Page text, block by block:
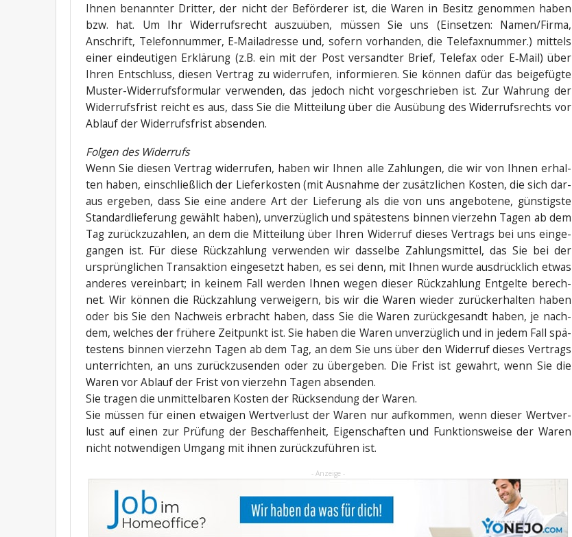
Ihnen benann­ter Drit­ter, der nicht der Beför­de­rer ist, die Waren in Besitz genom­men haben
bzw. hat. Um Ihr Wider­rufs­recht aus­zu­üben, müs­sen Sie uns (Ein­set­zen: Namen/Firma,
Anschrift, Tele­fon­num­mer, E‑Mailadresse und, sofern vor­han­den, die Tele­fax­num­mer.) mit­tels
einer ein­deu­ti­gen Erklä­rung (z.B. ein mit der Post ver­sand­ter Brief, Tele­fax oder E‑Mail) über
Ihren Ent­schluss, die­sen Ver­trag zu wider­ru­fen, infor­mie­ren. Sie kön­nen dafür das bei­gefüg­te
Mus­ter-Wider­rufs­for­mu­lar ver­wen­den, das jedoch nicht vor­ge­schrie­ben ist. Zur Wah­rung der
Wider­rufs­frist reicht es aus, dass Sie die Mit­tei­lung über die Aus­übung des Wider­rufs­rechts vor
Ablauf der Wider­rufs­frist absenden.
Fol­gen des Widerrufs
Wenn Sie die­sen Ver­trag wider­ru­fen, haben wir Ihnen alle Zah­lun­gen, die wir von Ihnen erhal­
ten haben, ein­schließ­lich der Lie­fer­kos­ten (mit Aus­nah­me der zusätz­li­chen Kos­ten, die sich dar­
aus erge­ben, dass Sie eine ande­re Art der Lie­fe­rung als die von uns ange­bo­te­ne, güns­tigs­te
Stan­dard­lie­fe­rung gewählt haben), unver­züg­lich und spä­tes­tens bin­nen vier­zehn Tagen ab dem
Tag zurück­zu­zah­len, an dem die Mit­tei­lung über Ihren Wider­ruf die­ses Ver­trags bei uns ein­ge­
gan­gen ist. Für die­se Rück­zah­lung ver­wen­den wir das­sel­be Zah­lungs­mit­tel, das Sie bei der
ursprüng­li­chen Trans­ak­ti­on ein­ge­setzt haben, es sei denn, mit Ihnen wur­de aus­drück­lich etwas
ande­res ver­ein­bart; in kei­nem Fall wer­den Ihnen wegen die­ser Rück­zah­lung Ent­gel­te berech­
net. Wir kön­nen die Rück­zah­lung ver­wei­gern, bis wir die Waren wie­der zurück­er­hal­ten haben
oder bis Sie den Nach­weis erbracht haben, dass Sie die Waren zurück­ge­sandt haben, je nach­
dem, wel­ches der frü­he­re Zeit­punkt ist. Sie haben die Waren unver­züg­lich und in jedem Fall spä­
tes­tens bin­nen vier­zehn Tagen ab dem Tag, an dem Sie uns über den Wider­ruf die­ses Ver­trags
unter­rich­ten, an uns zurück­zu­sen­den oder zu über­ge­ben. Die Frist ist gewahrt, wenn Sie die
Waren vor Ablauf der Frist von vier­zehn Tagen absenden.
Sie tra­gen die unmit­tel­ba­ren Kos­ten der Rück­sen­dung der Waren.
Sie müs­sen für einen etwai­gen Wert­ver­lust der Waren nur auf­kom­men, wenn die­ser Wert­ver­
lust auf einen zur Prü­fung der Beschaf­fen­heit, Eigen­schaf­ten und Funk­ti­ons­wei­se der Waren
nicht not­wen­di­gen Umgang mit ihnen zurück­zu­füh­ren ist.
- Anzeige -